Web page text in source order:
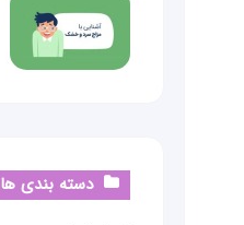
دسته بندی ها